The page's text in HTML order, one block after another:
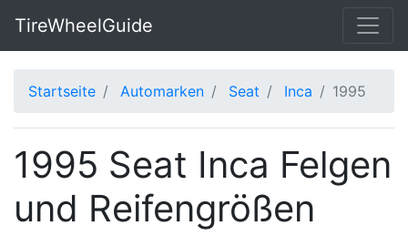
TireWheelGuide
Startseite Automarken Seat Inca 1995
1995 Seat Inca Felgen
und Reifengrößen